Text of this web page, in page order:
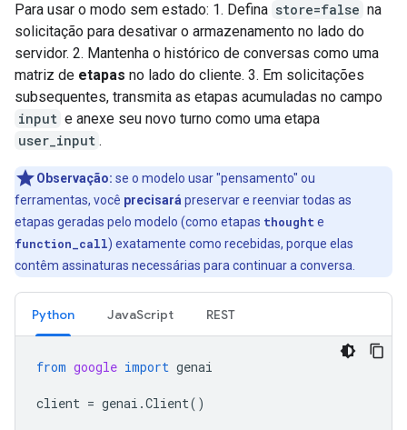
Para usar o modo sem estado: 1. Defina store=false na
solicitação para desativar o armazenamento no lado do
servidor. 2. Mantenha o histórico de conversas como uma
matriz de etapas no lado do cliente. 3. Em solicitações
subsequentes, transmita as etapas acumuladas no campo
input e anexe seu novo turno como uma etapa
user_input .
Observação: se o modelo usar "pensamento" ou
ferramentas, você precisará preservar e reenviar todas as
etapas geradas pelo modelo (como etapas thought e
function_call) exatamente como recebidas, porque elas
contêm assinaturas necessárias para continuar a conversa.
Python JavaScript REST
from google import genai
client = genai .Client()